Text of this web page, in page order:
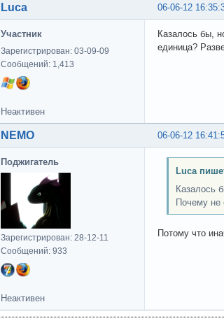
06-06-12
Luca
Участник
Зарегистрирован: 03-09-09
Сообщений: 1,413
Казалось бы,
единица?
Неактивен
06-06-12
NEMO
Поджигатель
Зарегистрирован: 28-12-11
Сообщений: 933
Luca
Казалось
Почему не
Потому что
Неактивен